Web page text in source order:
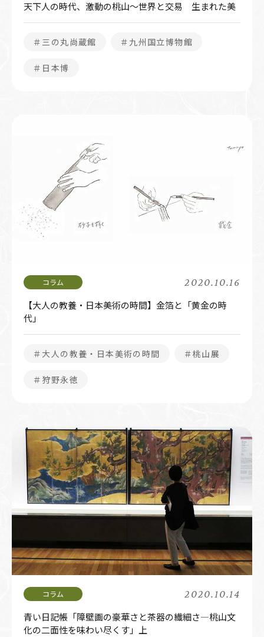
天下人の時代、激動の桃山～世界と交易 生まれた美
＃三の丸尚蔵館 ＃九州国立博物館
＃日本博
2020.10.16
【大人の教養・日本美術の時間】金箔と「黄金の時
代」
＃大人の教養・日本美術の時間 ＃桃山展
＃狩野永徳
2020.10.14
青い日記帳「障壁画の豪華さと茶器の繊細さ―桃山文
化の二面性を味わい尽くす」上